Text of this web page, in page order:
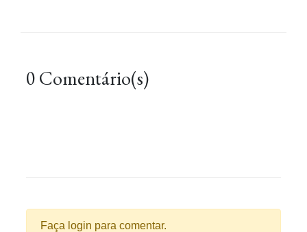
0 Comentário(s)
Faça login para comentar.